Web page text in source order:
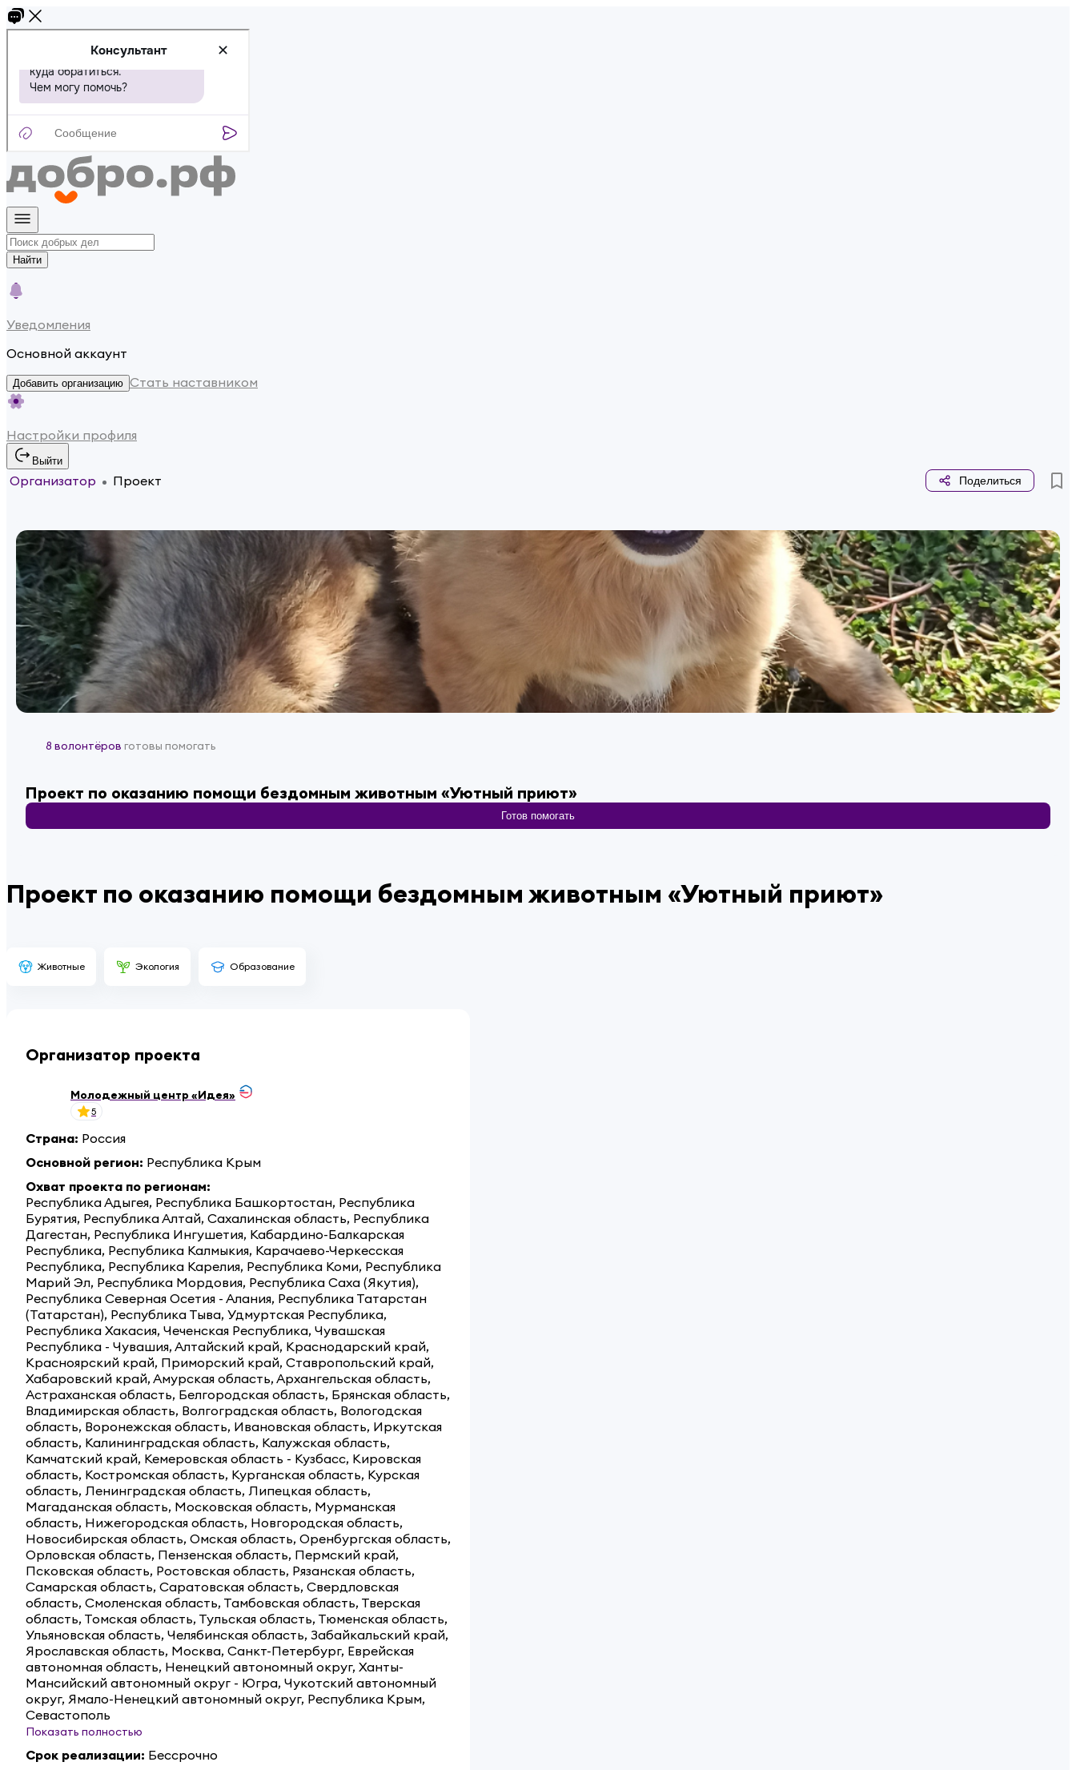
Найти
Уведомления
Основной аккаунт
Добавить организацию Стать наставником
Настройки профиля
Выйти
Организатор Проект Поделиться
8 волонтёров готовы помогать
Проект по оказанию помощи бездомным животным «Уютный приют»
Готов помогать
Проект по оказанию помощи бездомным животным «Уютный приют»
Животные Экология Образование
Организатор проекта
Молодежный центр «Идея»
5
Страна: Россия
Основной регион: Республика Крым
Охват проекта по регионам:
Республика Адыгея, Республика Башкортостан, Республика
Бурятия, Республика Алтай, Сахалинская область, Республика
Дагестан, Республика Ингушетия, Кабардино-Балкарская
Республика, Республика Калмыкия, Карачаево-Черкесская
Республика, Республика Карелия, Республика Коми, Республика
Марий Эл, Республика Мордовия, Республика Саха (Якутия),
Республика Северная Осетия - Алания, Республика Татарстан
(Татарстан), Республика Тыва, Удмуртская Республика,
Республика Хакасия, Чеченская Республика, Чувашская
Республика - Чувашия, Алтайский край, Краснодарский край,
Красноярский край, Приморский край, Ставропольский край,
Хабаровский край, Амурская область, Архангельская область,
Астраханская область, Белгородская область, Брянская область,
Владимирская область, Волгоградская область, Вологодская
область, Воронежская область, Ивановская область, Иркутская
область, Калининградская область, Калужская область,
Камчатский край, Кемеровская область - Кузбасс, Кировская
область, Костромская область, Курганская область, Курская
область, Ленинградская область, Липецкая область,
Магаданская область, Московская область, Мурманская
область, Нижегородская область, Новгородская область,
Новосибирская область, Омская область, Оренбургская область,
Орловская область, Пензенская область, Пермский край,
Псковская область, Ростовская область, Рязанская область,
Самарская область, Саратовская область, Свердловская
область, Смоленская область, Тамбовская область, Тверская
область, Томская область, Тульская область, Тюменская область,
Ульяновская область, Челябинская область, Забайкальский край,
Ярославская область, Москва, Санкт-Петербург, Еврейская
автономная область, Ненецкий автономный округ, Ханты-
Мансийский автономный округ - Югра, Чукотский автономный
округ, Ямало-Ненецкий автономный округ, Республика Крым,
Севастополь
Показать полностью
Срок реализации: Бессрочно